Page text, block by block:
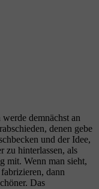
demnächst an
denen gebe
und der Idee,
zu hinterlassen, als
mit. Wenn man sieht,
dann
Das